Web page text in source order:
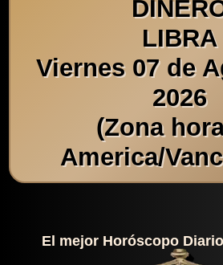
LIBRA
Viernes 07 de
2026
(Zona
America/
El mejor Horóscopo